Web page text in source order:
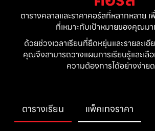
ตารางคลาสและราคาคอร์สที่หลากหลาย
ที่เหมาะกับเป้าหมายของคุณม
ด้วยช่วงเวลาเรียนที่ยืดหยุ่นและรายละเอี
คุณจึงสามารถวางแผนการเรียนรู้และเ
ความต้องการได้อย่างง่าย
ตารางเรียน แพ็คเกจราคา